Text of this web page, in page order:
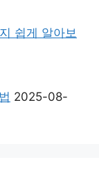
쉽게 알아보
2025-08-